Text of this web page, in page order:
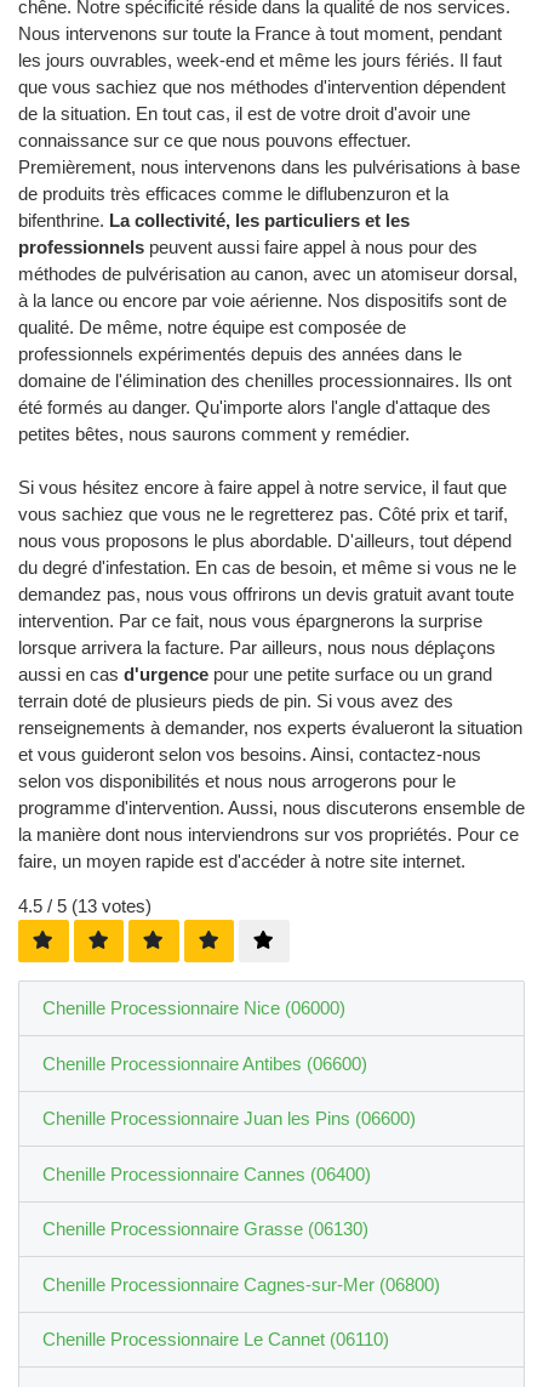
chêne. Notre spécificité réside dans la qualité de nos services.
Nous intervenons sur toute la France à tout moment, pendant
les jours ouvrables, week-end et même les jours fériés. Il faut
que vous sachiez que nos méthodes d'intervention dépendent
de la situation. En tout cas, il est de votre droit d'avoir une
connaissance sur ce que nous pouvons effectuer.
Premièrement, nous intervenons dans les pulvérisations à base
de produits très efficaces comme le diflubenzuron et la
bifenthrine. La collectivité, les particuliers et les
professionnels peuvent aussi faire appel à nous pour des
méthodes de pulvérisation au canon, avec un atomiseur dorsal,
à la lance ou encore par voie aérienne. Nos dispositifs sont de
qualité. De même, notre équipe est composée de
professionnels expérimentés depuis des années dans le
domaine de l'élimination des chenilles processionnaires. Ils ont
été formés au danger. Qu'importe alors l'angle d'attaque des
petites bêtes, nous saurons comment y remédier.
Si vous hésitez encore à faire appel à notre service, il faut que
vous sachiez que vous ne le regretterez pas. Côté prix et tarif,
nous vous proposons le plus abordable. D'ailleurs, tout dépend
du degré d'infestation. En cas de besoin, et même si vous ne le
demandez pas, nous vous offrirons un devis gratuit avant toute
intervention. Par ce fait, nous vous épargnerons la surprise
lorsque arrivera la facture. Par ailleurs, nous nous déplaçons
aussi en cas d'urgence pour une petite surface ou un grand
terrain doté de plusieurs pieds de pin. Si vous avez des
renseignements à demander, nos experts évalueront la situation
et vous guideront selon vos besoins. Ainsi, contactez-nous
selon vos disponibilités et nous nous arrogerons pour le
programme d'intervention. Aussi, nous discuterons ensemble de
la manière dont nous interviendrons sur vos propriétés. Pour ce
faire, un moyen rapide est d'accéder à notre site internet.
4.5 / 5 (13 votes)
Chenille Processionnaire Nice (06000)
Chenille Processionnaire Antibes (06600)
Chenille Processionnaire Juan les Pins (06600)
Chenille Processionnaire Cannes (06400)
Chenille Processionnaire Grasse (06130)
Chenille Processionnaire Cagnes-sur-Mer (06800)
Chenille Processionnaire Le Cannet (06110)